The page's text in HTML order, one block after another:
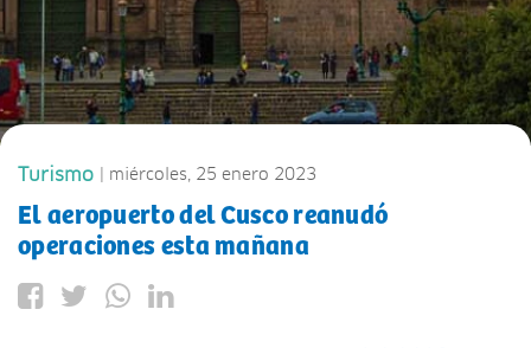
Turismo | miércoles, 25 enero 2023
El aeropuerto del Cusco reanudó
operaciones esta mañana